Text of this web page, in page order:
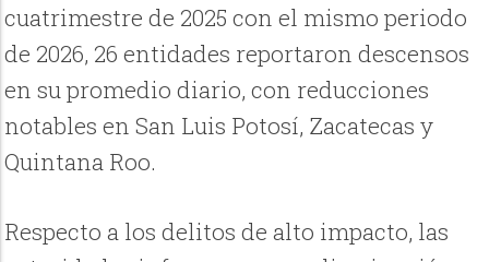
cuatrimestre de 2025 con el mismo periodo
de 2026, 26 entidades reportaron descensos
en su promedio diario, con reducciones
notables en San Luis Potosí, Zacatecas y
Quintana Roo.
Respecto a los delitos de alto impacto, las